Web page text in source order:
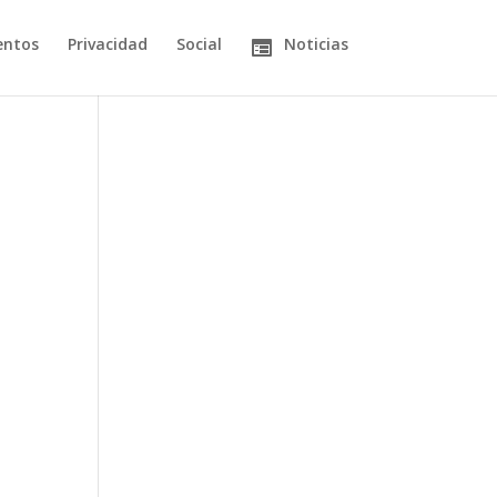
Privacidad Social Noticias